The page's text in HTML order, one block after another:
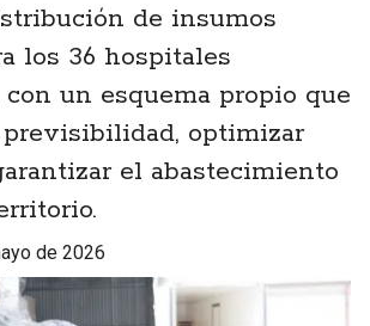
de insumos
los 36 hospitales
un esquema propio que
optimizar
el abastecimiento
de 2026